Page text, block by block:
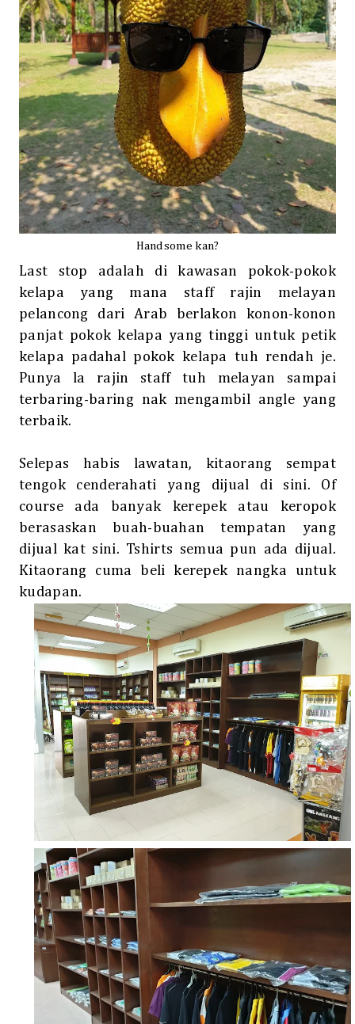
Handsome kan?
Last stop adalah di kawasan pokok-pokok
kelapa yang mana staff rajin melayan
pelancong dari Arab berlakon konon-konon
panjat pokok kelapa yang tinggi untuk petik
kelapa padahal pokok kelapa tuh rendah je.
Punya la rajin staff tuh melayan sampai
terbaring-baring nak mengambil angle yang
terbaik.
Selepas habis lawatan, kitaorang sempat
tengok cenderahati yang dijual di sini. Of
course ada banyak kerepek atau keropok
berasaskan buah-buahan tempatan yang
dijual kat sini. Tshirts semua pun ada dijual.
Kitaorang cuma beli kerepek nangka untuk
kudapan.